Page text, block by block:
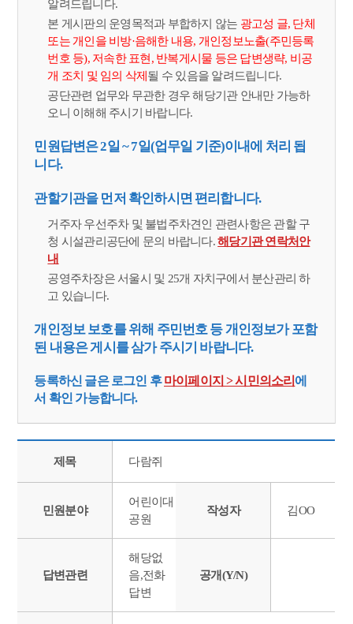
알려드립니다.
본 게시판의 운영목적과 부합하지 않는 광고성 글, 단체
또는 개인을 비방·음해한 내용, 개인정보노출(주민등록
번호 등), 저속한 표현, 반복게시물 등은 답변생략, 비공
개 조치 및 임의 삭제 될 수 있음을 알려드립니다.
공단관련 업무와 무관한 경우 해당기관 안내만 가능하
오니 이해해 주시기 바랍니다.
민원답변은 2일 ~ 7일(업무일 기준)이내에 처리 됩
니다.
관할기관을 먼저 확인하시면 편리합니다.
거주자 우선주차 및 불법주차견인 관련사항은 관할 구
청 시설관리공단에 문의 바랍니다.해당기관 연락처안
내
공영주차장은 서울시 및 25개 자치구에서 분산관리 하
고 있습니다.
개인정보 보호를 위해 주민번호 등 개인정보가 포함
된 내용은 게시를 삼가 주시기 바랍니다.
등록하신 글은 로그인 후마이페이지 > 시민의소리에
서 확인 가능합니다.
제목 다람쥐
민원분야
어린이대
공원
작성자 김OO
답변관련
해당없
음,전화
답변
공개(Y/N)